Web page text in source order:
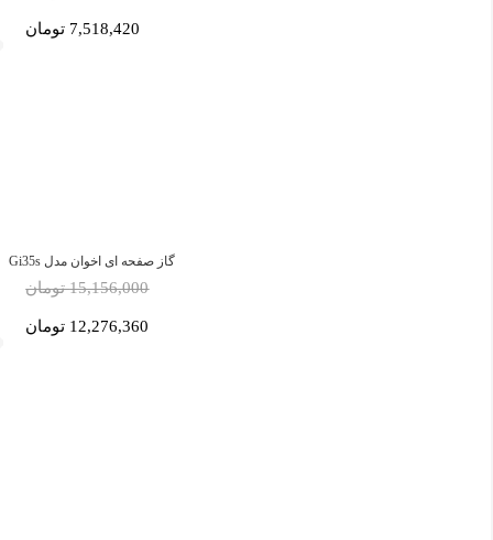
7,518,420 تومان
گاز صفحه ای اخوان مدل Gi35s
15,156,000 تومان
12,276,360 تومان